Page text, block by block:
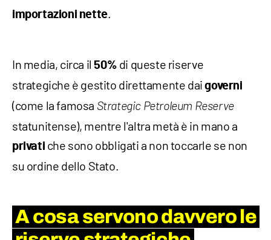
importazioni nette.
​In media, circa il50% di queste riserve
strategiche è gestito direttamente daigoverni
(come la famosa Strategic Petroleum Reserve
statunitense), mentre l'altra metà è in mano a
privati che sono obbligati a non toccarle se non
su ordine dello Stato.
A cosa servono davvero le